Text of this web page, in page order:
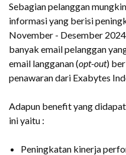
Sebagian pelanggan
informasi yang berisi
November - Desember
banyak email pelanggan
email langganan (opt-out)
penawaran dari Exabytes
Adapun benefit yang
ini yaitu :
Peningkatan kinerja